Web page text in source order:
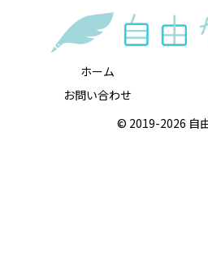
ホーム
お問い合わせ
© 2019-2026 自